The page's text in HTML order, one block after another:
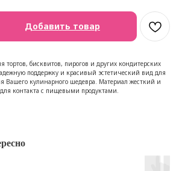
Добавить товар
тортов, бисквитов, пирогов и других кондитерских
поддержку и красивый эстетический вид для
Вашего кулинарного шедевра. Материал жесткий и
контакта с пищевыми продуктами.